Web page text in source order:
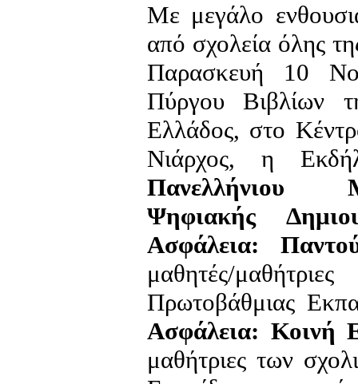
Με μεγάλο
από σχολεία όλης
Παρασκευή 10
Πύργου Βιβλίων
Ελλάδος, στο
Νιάρχος, η
Πανελλήνιου
Ψηφιακής
Ασφάλεια:
μαθητές/
Πρωτοβάθμιας
Ασφάλεια: Κοινή
μαθήτριες των